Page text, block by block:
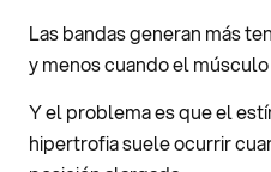
Las bandas generan más
y menos cuando el
Y el problema es que el
hipertrofia suele ocurrir